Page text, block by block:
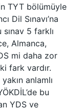
TYT bölümüyle
Dil Sınavı’na
5 farklı
Almanca,
mi daha zor
fark vardır.
anlamlı
bu
YDS ve